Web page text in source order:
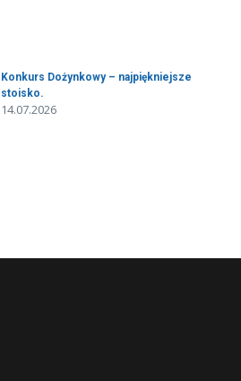
Konkurs Dożynkowy – najpiękniejsze
stoisko.
14.07.2026